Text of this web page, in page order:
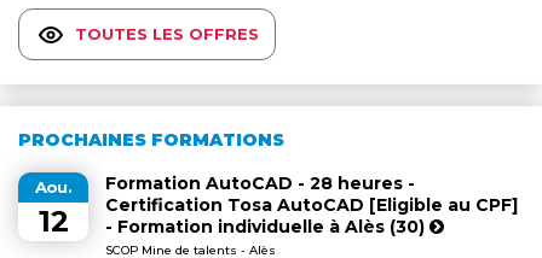
TOUTES LES OFFRES
PROCHAINES FORMATIONS
Aou.
12
Formation AutoCAD - 28 heures -
Certification Tosa AutoCAD [Eligible au CPF]
- Formation individuelle à Alès (30)
SCOP Mine de talents - Alès